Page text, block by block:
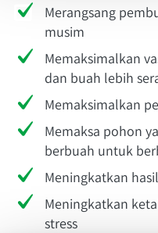
Merangsang
musim
Memaksimalkan
dan buah lebih
Memaksimalkan
Memaksa pohon
berbuah untuk
Meningkatkan
Meningkatkan
stress